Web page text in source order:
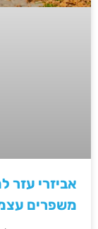
אביזרי עזר
משפרים